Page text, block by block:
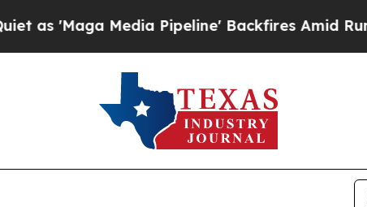
Media Pipeline' Backfires Amid Rumors